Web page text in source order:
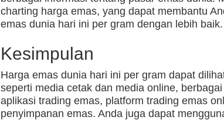
charting harga emas, yang dapat membantu
emas dunia hari ini per gram dengan lebih baik.
Kesimpulan
Harga emas dunia hari ini per gram dapat
seperti media cetak dan media online,
aplikasi trading emas, platform trading emas
penyimpanan emas. Anda juga dapat